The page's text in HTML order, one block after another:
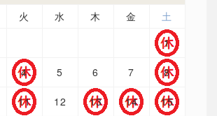
火 水 木 金
土
1
4 5 6 7 8
11 12 13 14 15